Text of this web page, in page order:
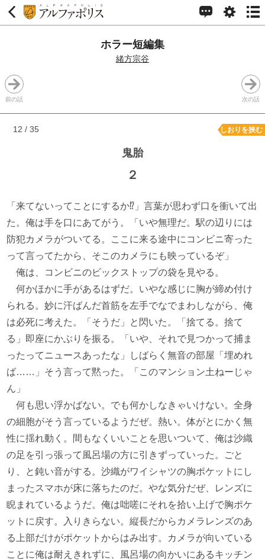
ホラー短編集
緒方宗谷
前の話 次の話
12 / 35 しおりを挟む
鬼胎
２
「来てないってことにするか⁉」言葉が思わず口を衝いて出
た。俺は手を口にあてがう。「いや無理だ。駅の辺りには
防犯カメラがついてる。ここに来る途中にコンビニ寄った
って言ってたから、そこのカメラにも映っているぞ」
俺は、コンビニのビックストップの袋を見やる。
何かほかに手があるはずだ。いやな感じに胸が締め付け
られる。妙に汗ばんだ首筋を左手でなでまわしながら、俺
は必死に考えた。「そうだ」と閃いた。「捨てる。捨て
る」即座にかぶりを振る。「いや、それで見つかって捕ま
ったってニュースあったな」しばらく無音の部屋「埋めれ
ば……」そう言って黙った。「このマンション土ねーじゃ
ん」
何も思い浮かばない。でも何かしなきゃいけない。全身
の細胞がそう言っているようだぜ。熱い。体がとにかく無
性に揺れ動く。間もなくいいことを思いついて、俺は沙織
の足を引っ張って風呂場の方に引きずっていった。ごと
り、と鈍い音がする。沙織がワイシャツの胸ポケットにし
まったスマホが床に落ちたのだ。やな気分だぜ、レンズに
睨まれているようだ。俺は咄嗟にそれを拾い上げで胸ポケ
ットに戻す。入りきらない。縦長だからカメラレンズのあ
る上部だけがポケットからはみ出す。カメラが向いている
ことに俺は耐えきれずに、風呂場の向かいにあるキッチン